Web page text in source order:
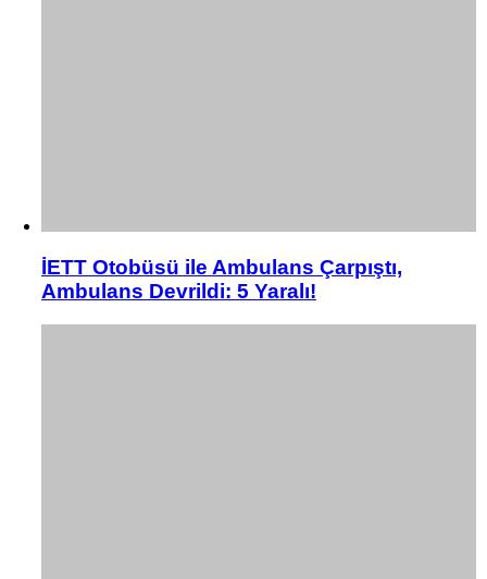
İETT Otobüsü ile Ambulans Çarpıştı,
Ambulans Devrildi: 5 Yaralı!